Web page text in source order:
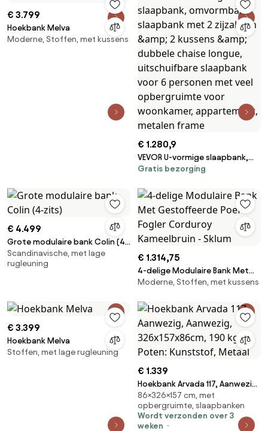
€ 3.799
Hoekbank Melva
Moderne, Stoffen, met kussens
€ 1.280,9
VEVOR U-vormige slaapbank,
omvormbare slaapbank met 2
&amp; dubbele chaise longue,
uitschuifbare slaapbank voor 6
opbergruimte voor
woonkamer, appartement,
metalen frame
Gratis bezorging
€ 4.499
Grote modulaire bank Colin (4-
zits)
Scandinavische, met lage
rugleuning
€ 1.314,75
4-delige Modulaire Bank Met
Gestoffeerde Poef Fogler
Moderne, Stoffen, met kussens
€ 3.399
Hoekbank Melva
Stoffen, met lage rugleuning
€ 1.339
Hoekbank Arvada 117, Aanwezig,
Aanwezig, 326x157x86cm, 190
kg, Poten: Kunststof, Metaal
86×326×157 cm, met
opbergruimte, slaapbanken
Wordt verzonden over 3
weken